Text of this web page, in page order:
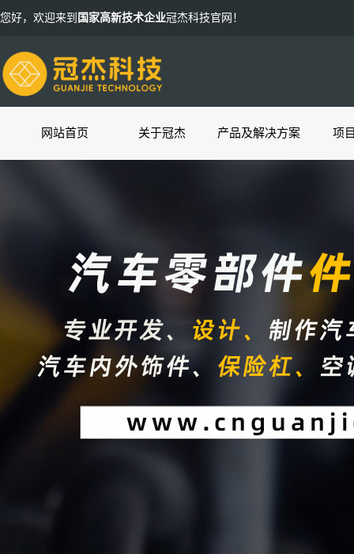
您好，欢迎来到 国家高新技术企业冠杰科技官网！
网站首页 关于冠杰 产品及解决方案 项